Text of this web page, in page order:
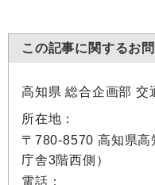
この記事に関するお
高知県 総合企画部 交
所在地：
〒780-8570 高知県高
庁舎3階西側）
電話：